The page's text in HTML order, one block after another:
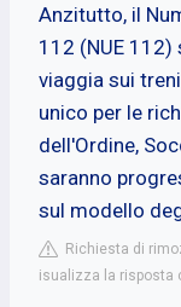
Anzitutto, il
112 (NUE
viaggia sui
unico per le
dell'Ordine,
saranno
sul modello
Richiesta di
isualizza la risposta